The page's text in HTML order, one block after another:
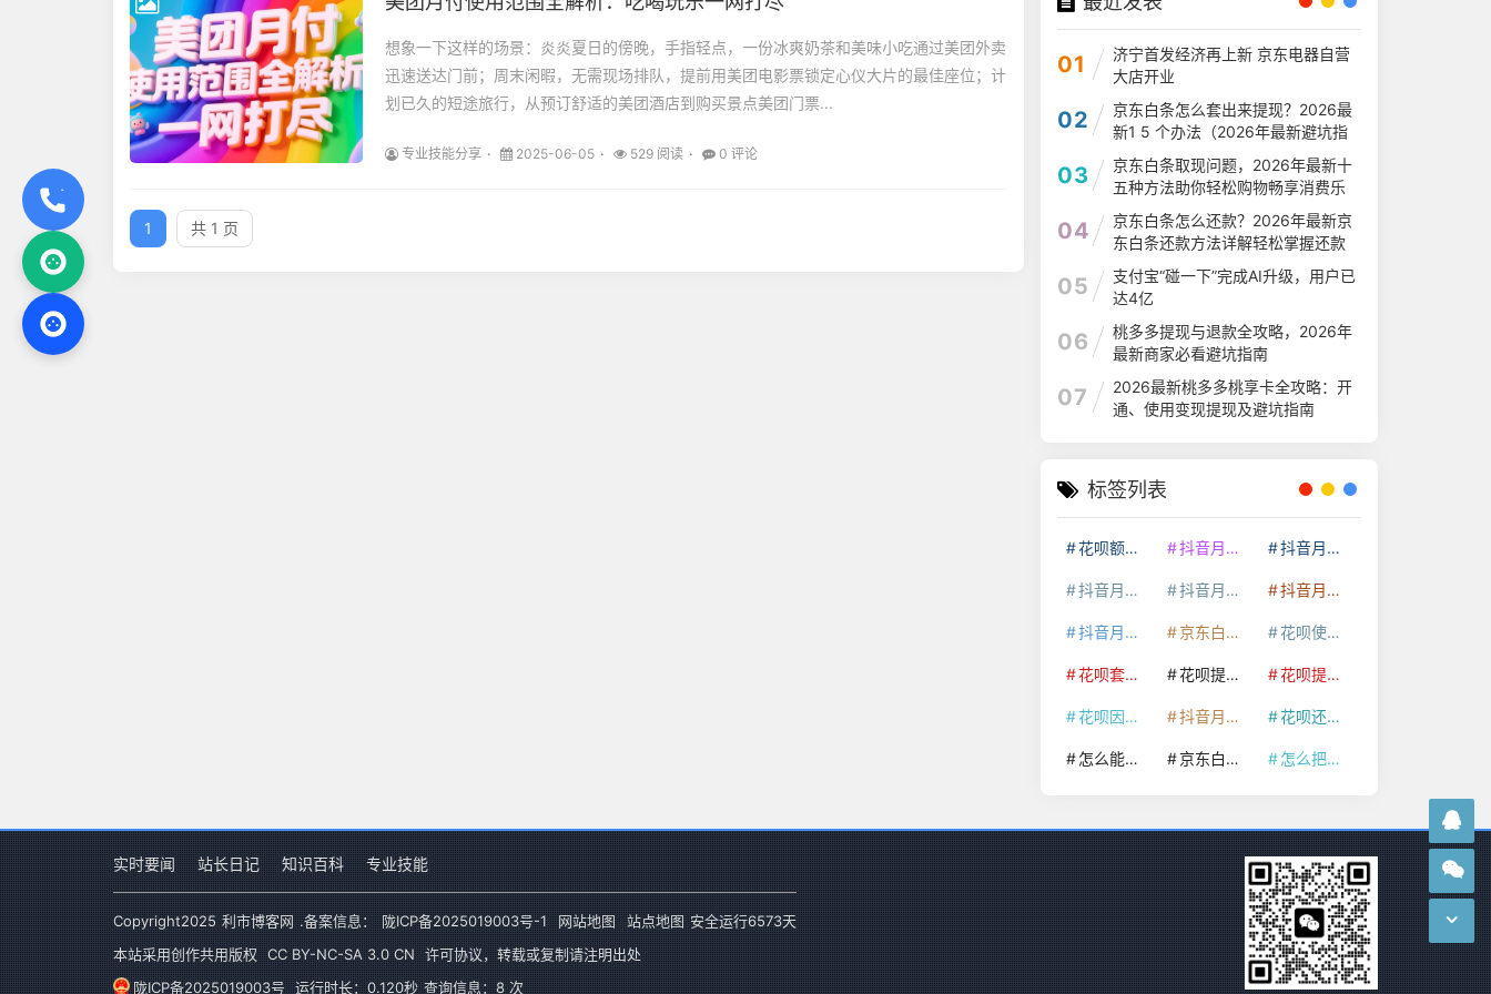
想象一下这样的场景：炎炎夏日的傍晚，手指轻点，一份冰爽奶茶和美味小吃通过美团外卖
迅速送达门前；周末闲暇，无需现场排队，提前用美团电影票锁定心仪大片的最佳座位；计
划已久的短途旅行，从预订舒适的美团酒店到购买景点美团门票...
专业技能分享 2025-06-05 529 阅读 0 评论
1 共 1 页
01
济宁首发经济再上新 京东电器自营
大店开业
02
京东白条怎么套出来提现？2026最
新1 5 个办法（2026年最新避坑指
南）
03
京东白条取现问题，2026年最新十
五种方法助你轻松购物畅享消费乐
趣
04
京东白条怎么还款？2026年最新京
东白条还款方法详解轻松掌握还款
流程
05
支付宝“碰一下”完成AI升级，用户已
达4亿
06
桃多多提现与退款全攻略，2026年
最新商家必看避坑指南
07
2026最新桃多多桃享卡全攻略：开
通、使用变现提现及避坑指南
标签列表
花呗额度提升 抖音月付套现24小时接单 抖音月付套现怎么套
抖音月付套现多少手续费 抖音月付套现商家有哪些 抖音月付套现30秒技巧
抖音月付套现最新方法 京东白条额度提升 花呗使用技巧
花呗套取现金最佳方法 花呗提额技巧 花呗提现怎么操作
花呗因为套现被限额了这种情况要多久才会好 抖音月付套现秒回100起 花呗还款技巧
怎么能把京东白条额度钱套出来 京东白条套出来手续费多少 怎么把京东白条的钱取出来
实时要闻 站长日记 知识百科 专业技能
Copyright2025 利市博客网 .备案信息： 陇ICP备2025019003号-1 网站地图 站点地图 安全运行6573天
本站采用创作共用版权 CC BY-NC-SA 3.0 CN 许可协议，转载或复制请注明出处
陇ICP备2025019003号 运行时长：0.120秒 查询信息：8 次